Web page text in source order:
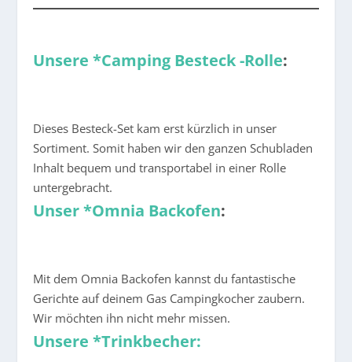
Unsere *Camping Besteck -Rolle:
Dieses Besteck-Set kam erst kürzlich in unser
Sortiment. Somit haben wir den ganzen Schubladen
Inhalt bequem und transportabel in einer Rolle
untergebracht.
Unser *Omnia Backofen:
Mit dem Omnia Backofen kannst du fantastische
Gerichte auf deinem Gas Campingkocher zaubern.
Wir möchten ihn nicht mehr missen.
Unsere *Trinkbecher: